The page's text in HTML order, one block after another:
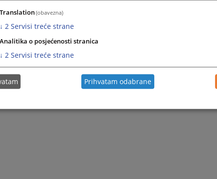
Želite postati član?
Translation(obavezna)
↓ 2 Servisi treće strane
Analitika o posjećenosti stranica
↓ 2 Servisi treće strane
Prihvatam odabrane